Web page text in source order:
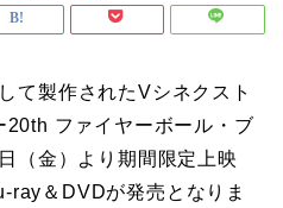
て製作されたVシネクスト
20th ファイヤーボール・ブ
（金）より期間限定上映
ray＆DVDが発売となりま